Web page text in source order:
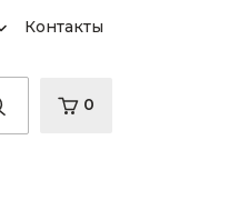
Контакты
0